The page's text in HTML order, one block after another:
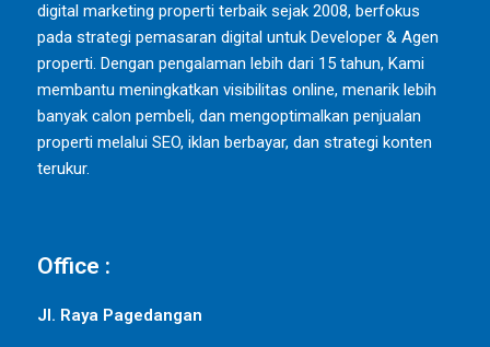
digital marketing properti terbaik sejak 2008, berfokus
pada strategi pemasaran digital untuk Developer & Agen
properti. Dengan pengalaman lebih dari 15 tahun, Kami
membantu meningkatkan visibilitas online, menarik lebih
banyak calon pembeli, dan mengoptimalkan penjualan
properti melalui SEO, iklan berbayar, dan strategi konten
terukur.
Office :
Jl. Raya Pagedangan